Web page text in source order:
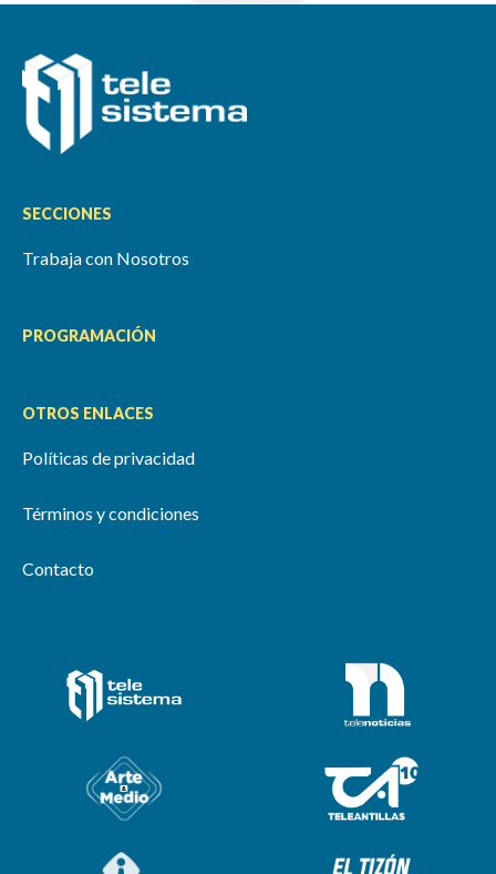
SECCIONES
Trabaja con Nosotros
PROGRAMACIÓN
OTROS ENLACES
Políticas de privacidad
Términos y condiciones
Contacto